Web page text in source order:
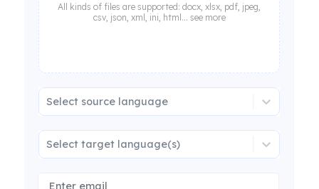
All kinds of files are supported: docx, xlsx, pdf, jpeg,
csv, json, xml, ini, html... see more
Select source language
Select target language(s)